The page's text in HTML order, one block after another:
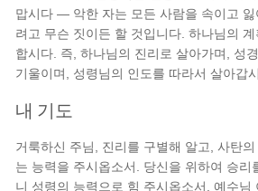
맙시다 — 악한 자는 모든 사람을 속이고 잃
려고 무슨 짓이든 할 것입니다. 하나님의
합시다. 즉, 하나님의 진리로 살아가며, 성
기울이며, 성령님의 인도를 따라서 살아갑
내 기도
거룩하신 주님, 진리를 구별해 알고, 사탄
는 능력을 주시옵소서. 당신을 위하여 승리
니 성령의 능력으로 힘 주시옵소서. 예수님